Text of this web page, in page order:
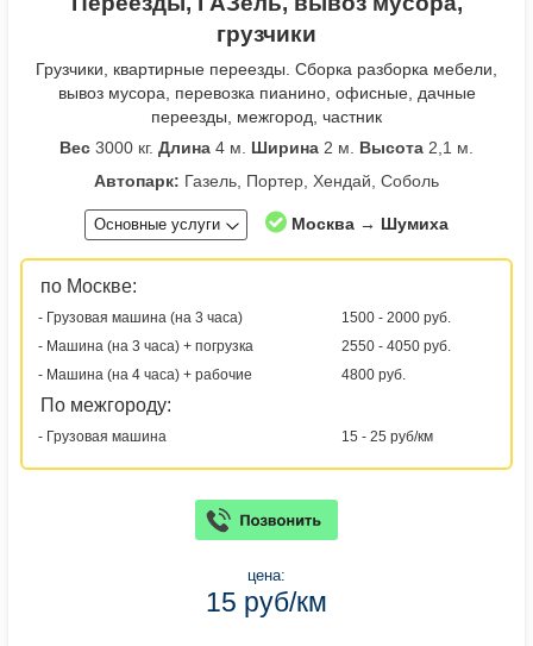
грузчики
Грузчики, квартирные переезды. Сборка разборка мебели,
вывоз мусора, перевозка пианино, офисные, дачные
переезды, межгород, частник
Вес 3000 кг. Длина 4 м. Ширина 2 м. Высота 2,1 м.
Автопарк: Газель, Портер, Хендай, Соболь
Основные услуги Москва → Шумиха
по Москве:
- Грузовая машина (на 3 часа)
1500 - 2000 руб.
- Машина (на 3 часа) + погрузка
2550 - 4050 руб.
- Машина (на 4 часа) + рабочие
4800 руб.
По межгороду:
- Грузовая машина 15 - 25 руб/км
цена:
15 руб/км